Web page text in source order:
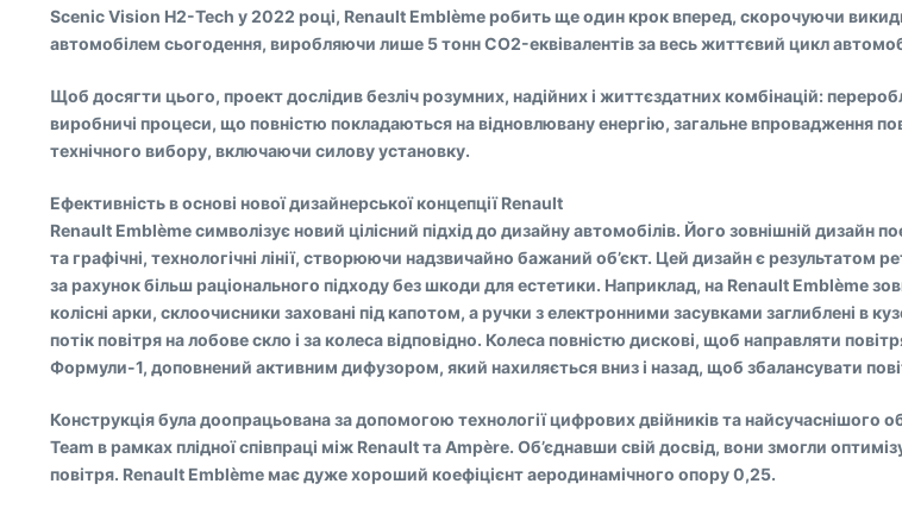
Scenic Vision H2-Tech у 2022 році, Renault Emblème робить ще один крок вперед, скорочуючи
автомобілем сьогодення, виробляючи лише 5 тонн CO2-еквівалентів за весь життєвий цикл
Щоб досягти цього, проект дослідив безліч розумних, надійних і життєздатних комбінацій:
виробничі процеси, що повністю покладаються на відновлювану енергію, загальне впровадження
технічного вибору, включаючи силову установку.
Ефективність в основі нової дизайнерської концепції Renault
Renault Emblème символізує новий цілісний підхід до дизайну автомобілів. Його зовнішній дизайн
та графічні, технологічні лінії, створюючи надзвичайно бажаний об’єкт. Цей дизайн є результатом
за рахунок більш раціонального підходу без шкоди для естетики. Наприклад, на Renault Emblème
колісні арки, склоочисники заховані під капотом, а ручки з електронними засувками заглиблені в
потік повітря на лобове скло і за колеса відповідно. Колеса повністю дискові, щоб направляти
Формули-1, доповнений активним дифузором, який нахиляється вниз і назад, щоб збалансувати
Конструкція була доопрацьована за допомогою технології цифрових двійників та
Team в рамках плідної співпраці між Renault та Ampère. Об’єднавши свій досвід, вони змогли
повітря. Renault Emblème має дуже хороший коефіцієнт аеродинамічного опору 0,25.